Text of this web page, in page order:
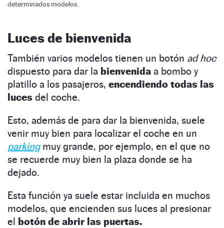
determinados modelos.
Luces de bienvenida
También varios modelos tienen un botón ad hoc
dispuesto para dar la bienvenida a bombo y
platillo a los pasajeros, encendiendo todas las
luces del coche.
Esto, además de para dar la bienvenida, suele
venir muy bien para localizar el coche en un
parkingmuy grande, por ejemplo, en el que no
se recuerde muy bien la plaza donde se ha
dejado.
Esta función ya suele estar incluida en muchos
modelos, que encienden sus luces al presionar
el botón de abrir las puertas.